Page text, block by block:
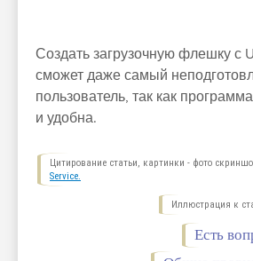
Создать загрузочную флешку с
сможет даже самый
пользователь, так как
и удобна.
Цитирование статьи, картинки - фото
Service.
Иллюстрация к
Есть